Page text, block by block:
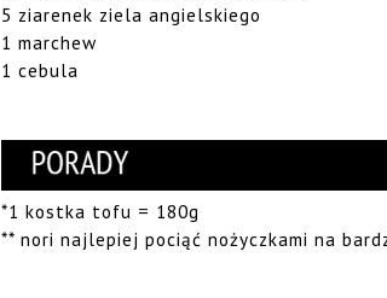
5 ziarenek ziela angielskiego
1 marchew
1 cebula
*1 kostka tofu = 180g
** nori najlepiej pociąć nożyczkami na